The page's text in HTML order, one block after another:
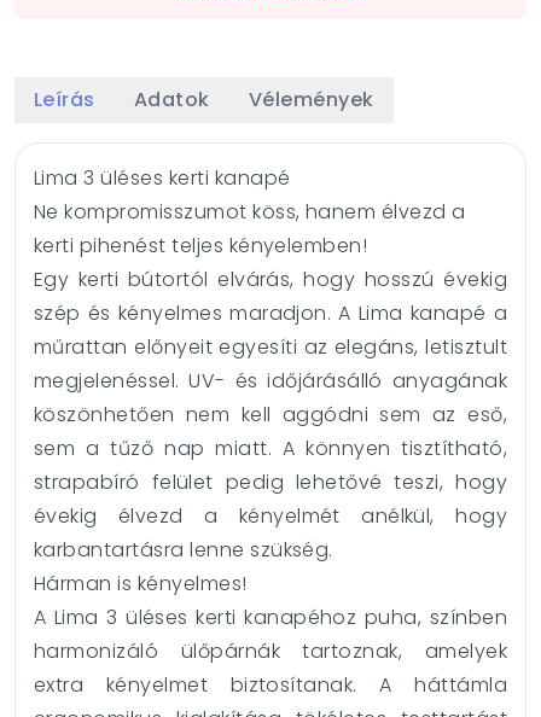
Leírás Adatok Vélemények
Lima 3 üléses kerti kanapé
Ne kompromisszumot köss, hanem élvezd a
kerti pihenést teljes kényelemben!
Egy kerti bútortól elvárás, hogy hosszú évekig
szép és kényelmes maradjon. A Lima kanapé a
műrattan előnyeit egyesíti az elegáns, letisztult
megjelenéssel. UV- és időjárásálló anyagának
köszönhetően nem kell aggódni sem az eső,
sem a tűző nap miatt. A könnyen tisztítható,
strapabíró felület pedig lehetővé teszi, hogy
évekig élvezd a kényelmét anélkül, hogy
karbantartásra lenne szükség.
Hárman is kényelmes!
A Lima 3 üléses kerti kanapéhoz puha, színben
harmonizáló ülőpárnák tartoznak, amelyek
extra kényelmet biztosítanak. A háttámla